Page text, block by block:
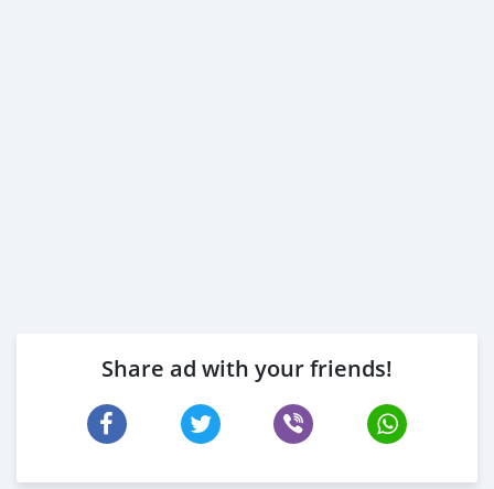
Share ad with your friends!